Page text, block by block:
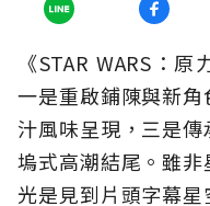
《STAR WARS：
一是重啟鋪陳與新
汁風味呈現，三是
塢式高潮結尾。雖
光是見到片頭字幕